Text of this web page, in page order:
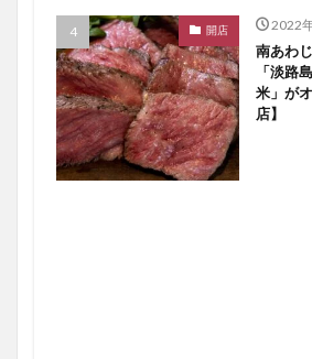
開店 2022
南あわ
「淡路
米」が
店】